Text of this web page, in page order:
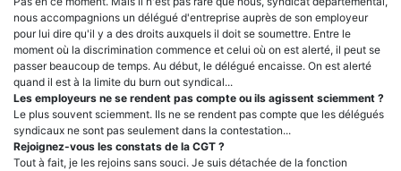
nous accompagnions un délégué d'entreprise auprès de son employeur
pour lui dire qu'il y a des droits auxquels il doit se soumettre. Entre le
moment où la discrimination commence et celui où on est alerté, il peut se
passer beaucoup de temps. Au début, le délégué encaisse. On est alerté
quand il est à la limite du burn out syndical...
Les employeurs ne se rendent pas compte ou ils agissent sciemment ?
Le plus souvent sciemment. Ils ne se rendent pas compte que les délégués
syndicaux ne sont pas seulement dans la contestation...
Rejoignez-vous les constats de la CGT ?
Tout à fait, je les rejoins sans souci. Je suis détachée de la fonction